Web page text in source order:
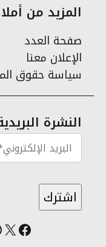
المزيد من
صفحة العدد
الإعلان معنا
سياسة حقوق
النشرة
X